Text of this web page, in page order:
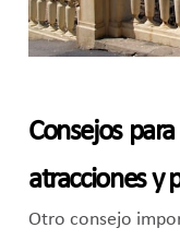
Consejos
atracciones y
Otro consejo